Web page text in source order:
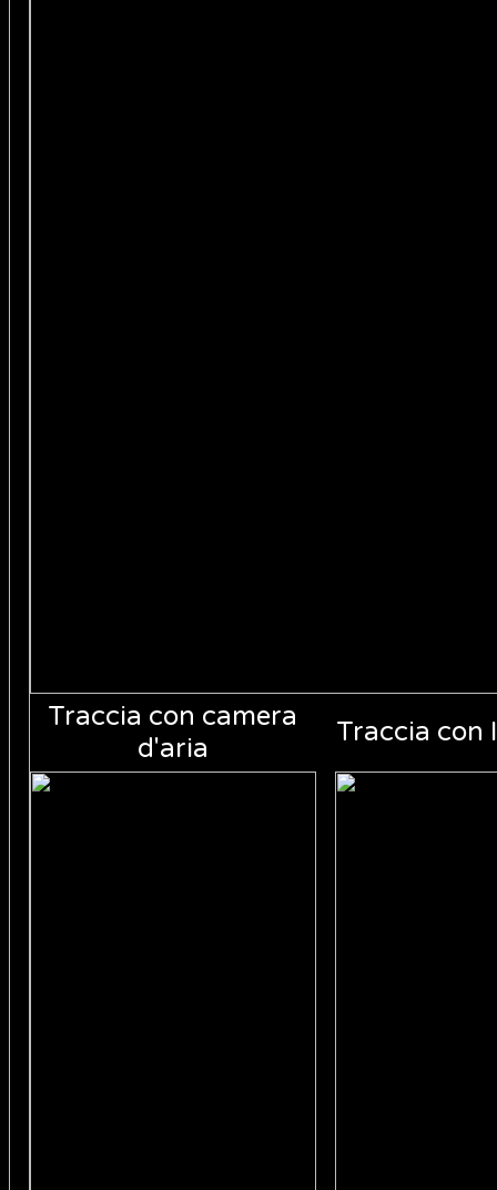
Traccia con camera
d'aria
Traccia con